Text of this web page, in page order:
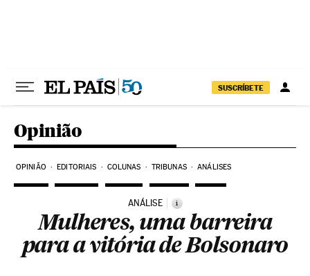
SUSCRÍBETE
Opinião
OPINIÃO EDITORIAIS COLUNAS TRIBUNAS ANÁLISES
ANÁLISE i
Mulheres, uma barreira
para a vitória de Bolsonaro